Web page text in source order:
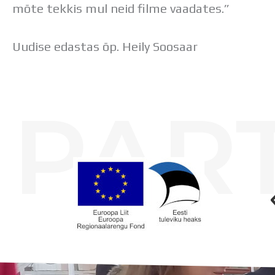
mõte tekkis mul neid filme vaadates.”
Uudise edastas õp. Heily Soosaar